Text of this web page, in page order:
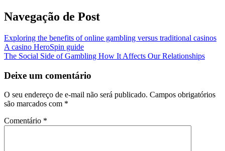
Navegação de Post
Exploring the benefits of online gambling versus traditional casinos
A casino HeroSpin guide
The Social Side of Gambling How It Affects Our Relationships
Deixe um comentário
O seu endereço de e-mail não será publicado. Campos obrigatórios
são marcados com *
Comentário *